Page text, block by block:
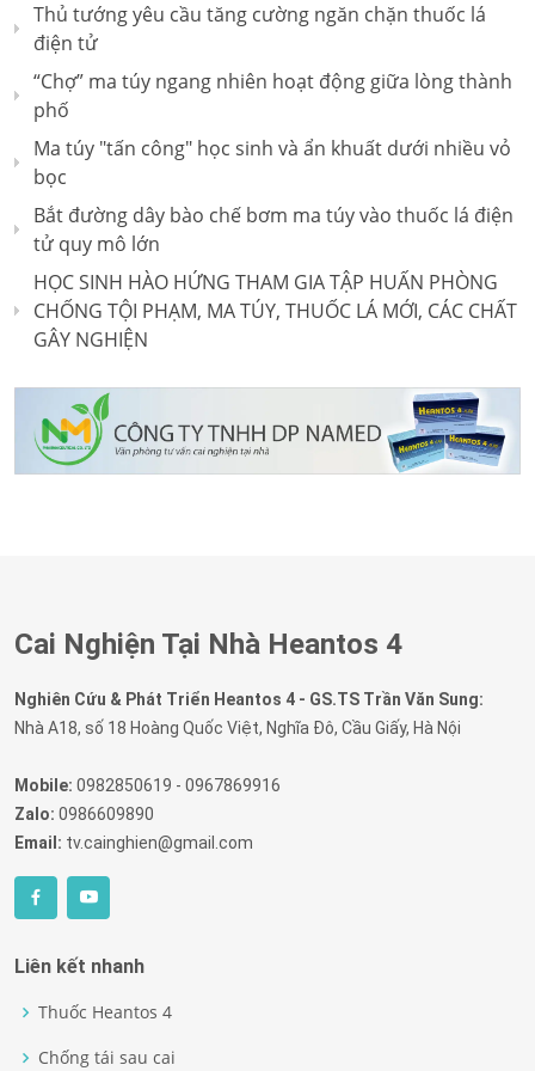
Thủ tướng yêu cầu tăng cường ngăn chặn thuốc lá
điện tử
“Chợ” ma túy ngang nhiên hoạt động giữa lòng thành
phố
Ma túy "tấn công" học sinh và ẩn khuất dưới nhiều vỏ
bọc
Bắt đường dây bào chế bơm ma túy vào thuốc lá điện
tử quy mô lớn
HỌC SINH HÀO HỨNG THAM GIA TẬP HUẤN PHÒNG
CHỐNG TỘI PHẠM, MA TÚY, THUỐC LÁ MỚI, CÁC CHẤT
GÂY NGHIỆN
Cai Nghiện Tại Nhà Heantos 4
Nghiên Cứu & Phát Triển Heantos 4 - GS.TS Trần Văn Sung:
Nhà A18, số 18 Hoàng Quốc Việt, Nghĩa Đô, Cầu Giấy, Hà Nội
Mobile: 0982850619 - 0967869916
Zalo: 0986609890
Email: tv.cainghien@gmail.com
Liên kết nhanh
Thuốc Heantos 4
Chống tái sau cai